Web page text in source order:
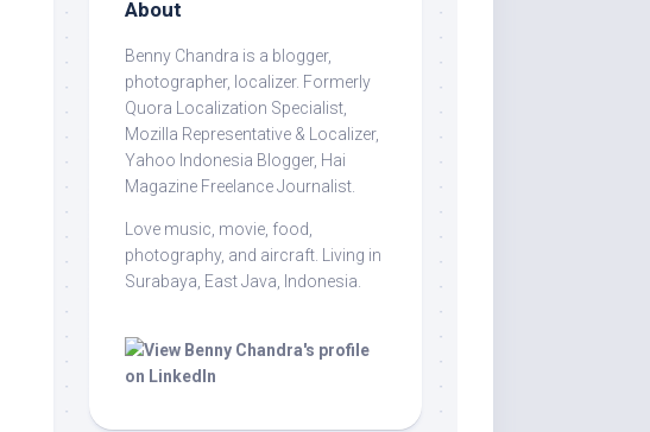
About
Benny Chandra is a blogger,
photographer, localizer. Formerly
Quora Localization Specialist,
Mozilla Representative & Localizer,
Yahoo Indonesia Blogger, Hai
Magazine Freelance Journalist.
Love music, movie, food,
photography, and aircraft. Living in
Surabaya, East Java, Indonesia.